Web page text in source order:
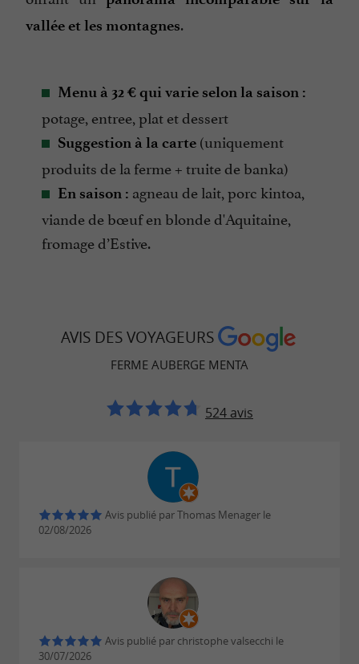
vallée et les montagnes.
Menu à 32 € qui varie selon la saison :
potage, entree, plat et dessert
Suggestion à la carte (uniquement
produits de la ferme + truite de banka)
En saison : agneau de lait, porc kintoa,
viande de bœuf en blonde d'Aquitaine,
fromage d’Estive.
AVIS DES VOYAGEURS
FERME AUBERGE MENTA
524 avis
Avis publié par Thomas Menager le
02/08/2026
Avis publié par christophe valsecchi le
30/07/2026